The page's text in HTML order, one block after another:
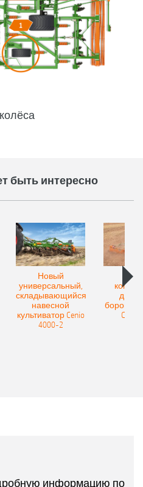
быть интересно
Новый
универсальный,
складывающийся
навесной
культиватор Cenio
4000-2
бороны
информацию по